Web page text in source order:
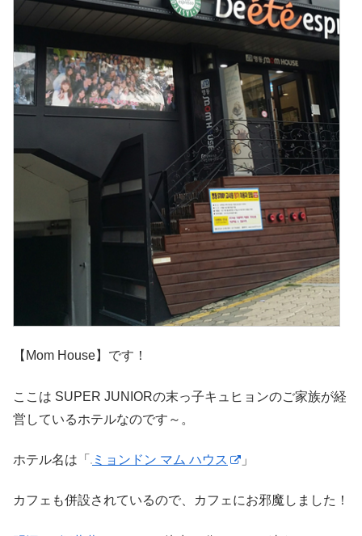
【Mom House】です！
ここは SUPER JUNIORの末っ子キュヒョンのご家族が経
営しているホテルなのです～。
ホテル名は「 ミョンドン マム ハウス 」
カフェも併設されているので、カフェにお邪魔しました！